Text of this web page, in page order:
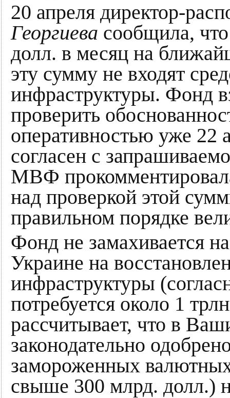
20 апреля директор-
Георгиева сообщила,
долл. в месяц на
эту сумму не входят
инфраструктуры. Фонд
проверить
оперативностью уже 22
согласен с
МВФ
над проверкой этой
правильном порядке
Фонд не замахивается
Украине на
инфраструктуры
потребуется около 1
рассчитывает, что в
законодательно
замороженных
свыше 300 млрд. долл.)